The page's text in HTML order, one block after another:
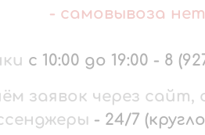
- самовывоза
с 10:00 до 19:00 - 8
заявок через сайт,
- 24/7